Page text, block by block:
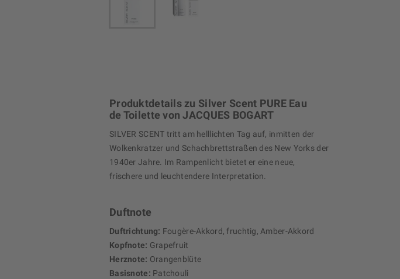
Produktdetails zu Silver Scent PURE Eau
de Toilette von JACQUES BOGART
SILVER SCENT tritt am helllichten Tag auf, inmitten der
Wolkenkratzer und Schachbrettstraßen des New Yorks der
1940er Jahre. Im Rampenlicht bietet er eine neue,
frischere und leuchtendere Interpretation.
Duftnote
Duftrichtung: Fougère-Akkord, fruchtig, Amber-Akkord
Kopfnote: Grapefruit
Herznote: Orangenblüte
Basisnote: Patchouli